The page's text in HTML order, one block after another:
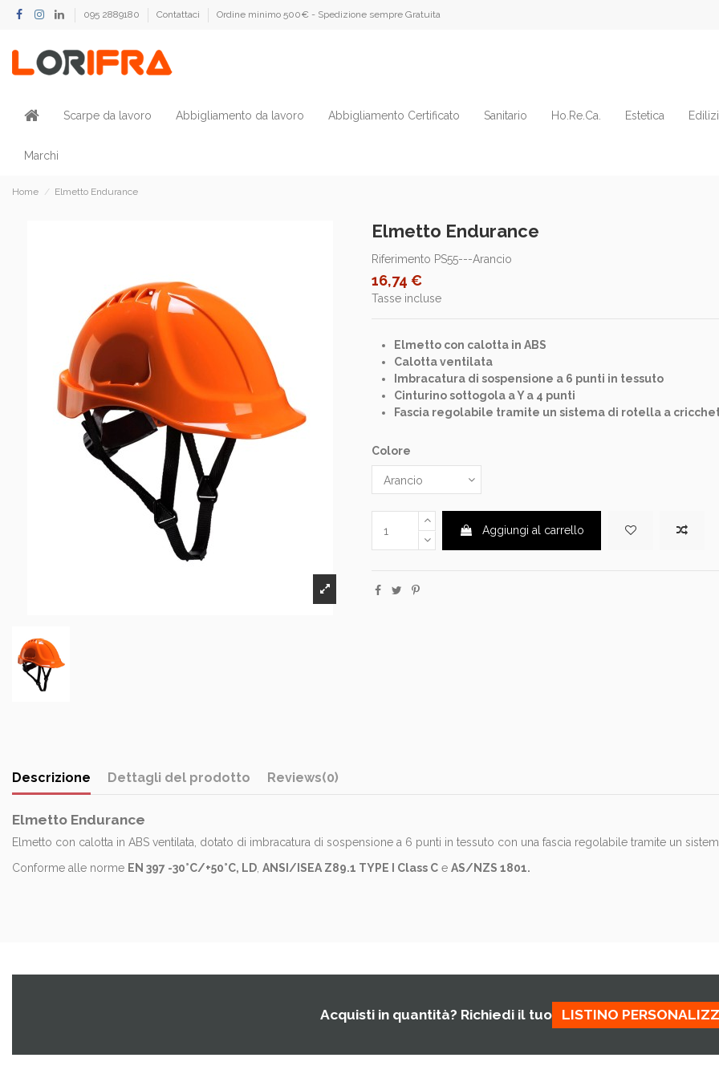
095 2889180 Contattaci Ordine minimo 500€ - Spedizione sempre Gratuita
Scarpe da lavoro Abbigliamento da lavoro Abbigliamento Certificato Sanitario Ho.Re.Ca. Estetica
Marchi
Home Elmetto Endurance
Elmetto Endurance
Riferimento PS55---Arancio
16,74 €
Tasse incluse
Elmetto con calotta in ABS
Calotta ventilata
Imbracatura di sospensione a 6 punti in tessuto
Cinturino sottogola a Y a 4 punti
Fascia regolabile tramite un sistema di rotella a
Colore
Aggiungi al carrello
Descrizione Dettagli del prodotto Reviews(0)
Elmetto Endurance
Elmetto con calotta in ABS ventilata, dotato di imbracatura di sospensione a 6 punti in tessuto con una fascia regolabile tramite un
Conforme alle norme EN 397 -30°C/+50°C, LD ANSI/ISEA Z89.1 TYPE I Class C e AS/NZS 1801.
Acquisti in quantità? Richiedi il tuo LISTINO